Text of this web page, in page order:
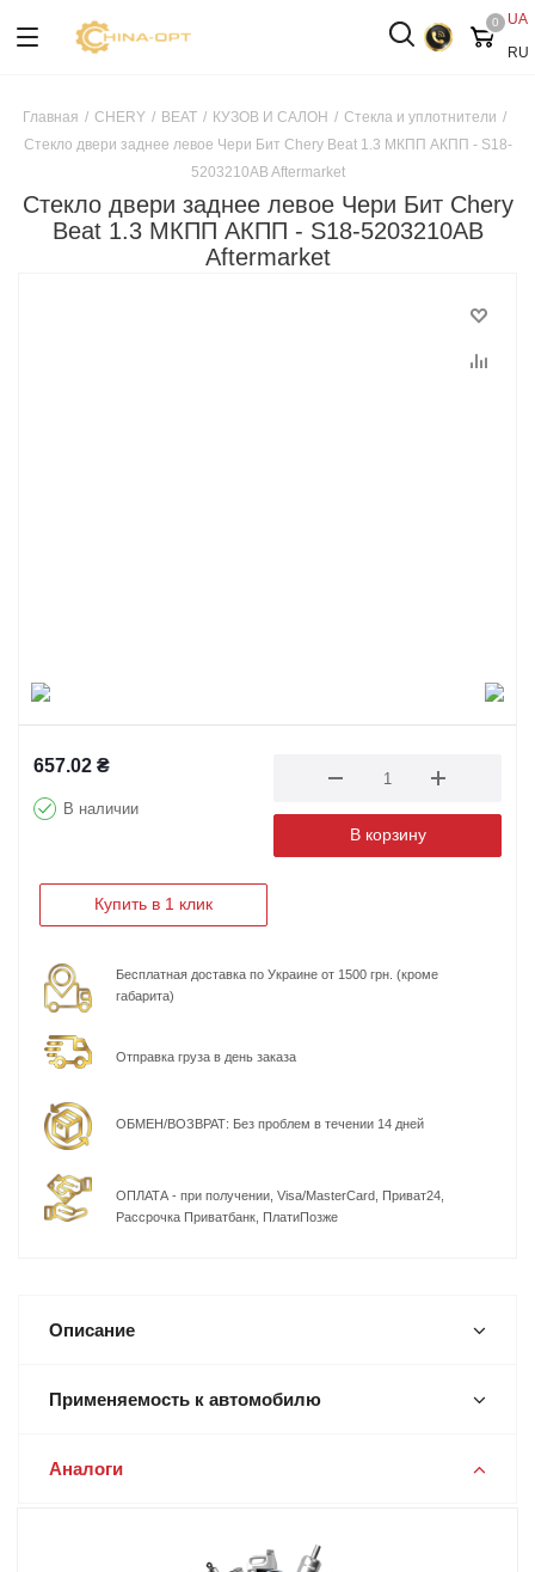
UA
RU
0
Главная / CHERY / BEAT / КУЗОВ И САЛОН / Стекла и уплотнители /
Стекло двери заднее левое Чери Бит Chery Beat 1.3 МКПП АКПП - S18-
5203210AB Aftermarket
Стекло двери заднее левое Чери Бит Chery
Beat 1.3 МКПП АКПП - S18-5203210AB
Aftermarket
657.02 ₴
В наличии
В корзину
Купить в 1 клик
Бесплатная доставка по Украине от 1500 грн. (кроме
габарита)
Отправка груза в день заказа
ОБМЕН/ВОЗВРАТ: Без проблем в течении 14 дней
ОПЛАТА - при получении, Visa/MasterCard, Приват24,
Рассрочка Приватбанк, ПлатиПозже
Описание
Применяемость к автомобилю
Аналоги